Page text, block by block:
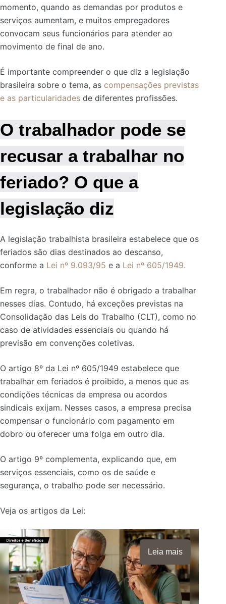
momento, quando as demandas por produtos e
serviços aumentam, e muitos empregadores
convocam seus funcionários para atender ao
movimento de final de ano.
É importante compreender o que diz a legislação
brasileira sobre o tema, as compensações previstas
e as particularidades de diferentes profissões.
O trabalhador pode se
recusar a trabalhar no
feriado? O que a
legislação diz
A legislação trabalhista brasileira estabelece que os
feriados são dias destinados ao descanso,
conforme a Lei nº 9.093/95 e a Lei nº 605/1949.
Em regra, o trabalhador não é obrigado a trabalhar
nesses dias. Contudo, há exceções previstas na
Consolidação das Leis do Trabalho (CLT), como no
caso de atividades essenciais ou quando há
previsão em convenções coletivas.
O artigo 8º da Lei nº 605/1949 estabelece que
trabalhar em feriados é proibido, a menos que as
condições técnicas da empresa ou acordos
sindicais exijam. Nesses casos, a empresa precisa
compensar o funcionário com pagamento em
dobro ou oferecer uma folga em outro dia.
O artigo 9º complementa, explicando que, em
serviços essenciais, como os de saúde e
segurança, o trabalho pode ser necessário.
Veja os artigos da Lei:
Leia mais